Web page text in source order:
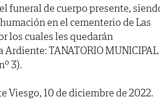
funeral de cuerpo presente,
en el cementerio de Las
los cuales les quedarán
TANATORIO MUNICIPAL
3).
Viesgo, 10 de diciembre de 2022.